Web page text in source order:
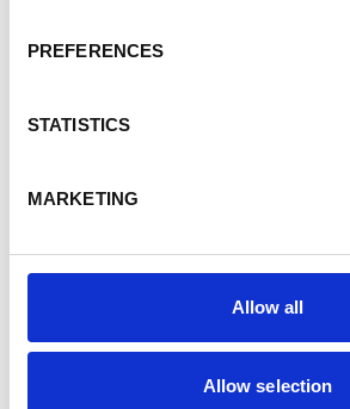
PREFERENCES
STATISTICS
MARKETING
Allow all
Allow selection
publieke sector
Deze editie bevestigt dat
managementmethodes van de
dat overheidsorganisaties steeds
zijn om te experimenteren,
ontwikkelen op de uitdagingen